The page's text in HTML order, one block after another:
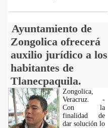
Ayuntamiento de
Zongolica ofrecerá
auxilio jurídico a los
habitantes de
Tlanecpaquila.
Zongolica,
Veracruz. -
Con la
finalidad de
dar solución lo